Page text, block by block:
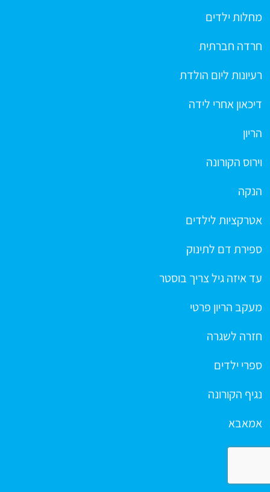
מחלות ילדים
חרדה חברתית
רעיונות ליום הולדת
דיכאון אחרי לידה
הריון
וירוס הקורונה
הנקה
אטרקציות לילדים
ספירת דם לתינוק
עד איזה גיל צריך בוסטר
מעקב הריון פרטי
חזרה לשגרה
ספרי ילדים
נגיף הקורונה
אמאבא